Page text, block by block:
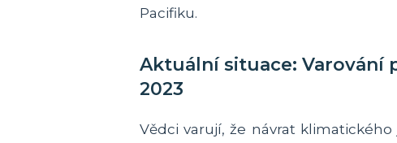
Pacifiku.
Aktuální situace: Varování
2023
Vědci varují, že návrat